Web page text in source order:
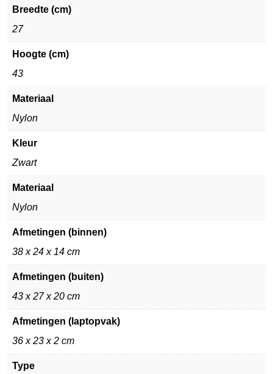
Breedte (cm)
27
Hoogte (cm)
43
Materiaal
Nylon
Kleur
Zwart
Materiaal
Nylon
Afmetingen (binnen)
38 x 24 x 14 cm
Afmetingen (buiten)
43 x 27 x 20 cm
Afmetingen (laptopvak)
36 x 23 x 2 cm
Type